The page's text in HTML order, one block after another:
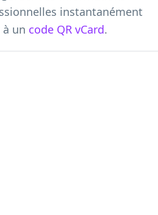
instantanément
à un code QR vCard.